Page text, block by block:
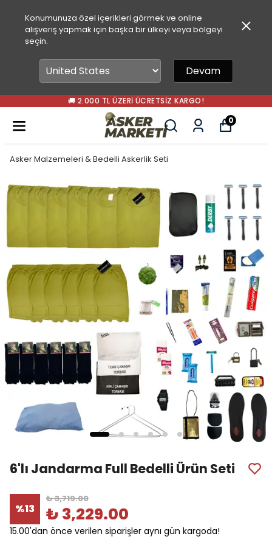
Konumunuza özel içerikleri görmek ve online
alışveriş yapmak için başka bir ülkeyi veya bölgeyi
seçin.
Devam
🚚 2.000 TL ÜZERI ÜCRETSIZ KARGO!
0
Asker Malzemeleri & Bedelli Askerlik Seti
6'lı Jandarma Full Bedelli Ürün Seti
%13
₺ 3,719.00
₺ 3,229.00
15.00'dan önce verilen siparişler aynı gün kargoda!